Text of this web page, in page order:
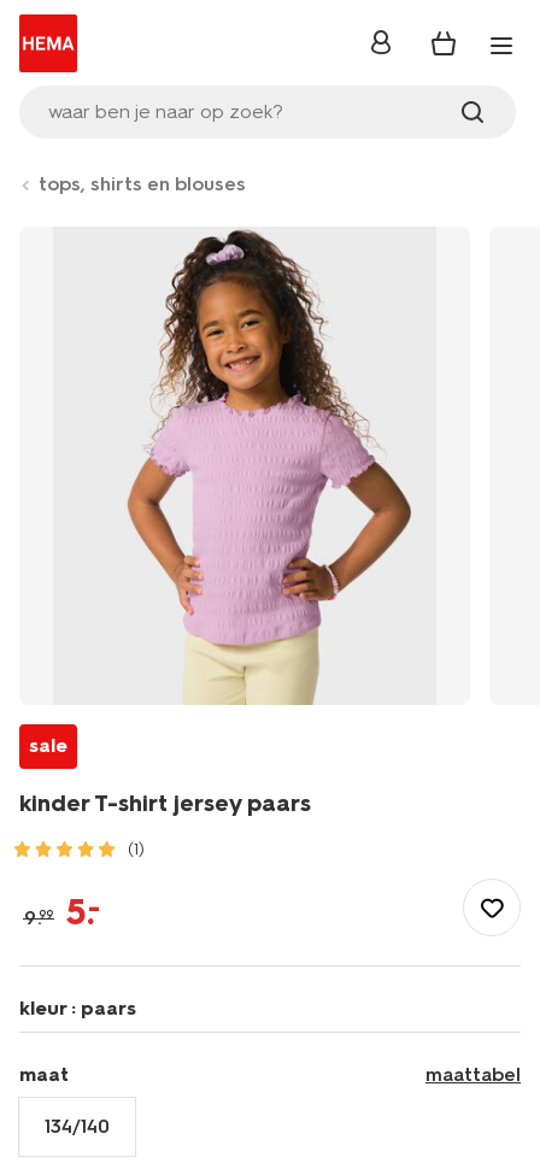
waar ben je naar op zoek?
inloggen
tops, shirts en blouses
sale
kinder T-shirt jersey paars
(1)
shirts-
t-
shirt-
jersey-
30846606PURPLE.html
9.99 5.–
kleur : paars
maat maattabel
134/140